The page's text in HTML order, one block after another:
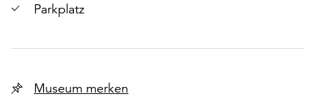
Parkplatz
Museum merken